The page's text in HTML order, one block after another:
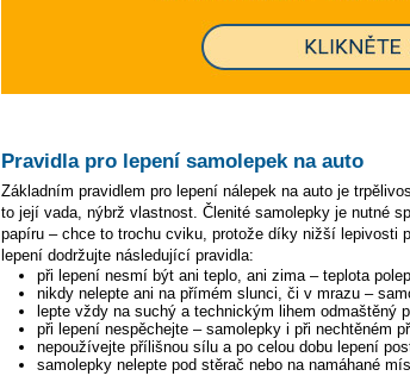
Pravidla pro lepení samolepek na auto
Základním pravidlem pro lepení nálepek na auto je
to její vada, nýbrž vlastnost. Členité samolepky je nutné
papíru – chce to trochu cviku, protože díky nižší lepivosti
lepení dodržujte následující pravidla:
při lepení nesmí být ani teplo, ani zima – teplota
nikdy nelepte ani na přímém slunci, či v mrazu –
lepte vždy na suchý a technickým lihem odmaštěný
při lepení nespěchejte – samolepky i při nechtěném
nepoužívejte přílišnou sílu a po celou dobu lepení
samolepky nelepte pod stěrač nebo na namáhané